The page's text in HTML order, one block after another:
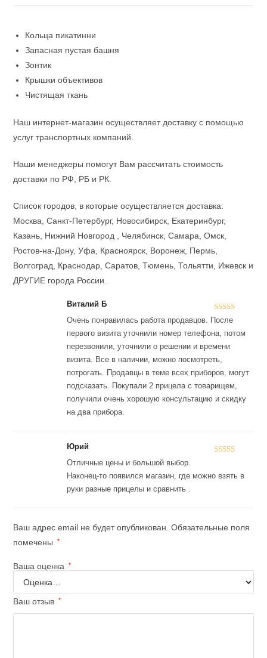
Кольца пикатинни
Запасная пустая башня
Зонтик
Крышки объективов
Чистящая ткань
Наш интернет-магазин осуществляет доставку с помощью
услуг транспортных компаний.
Наши менеджеры помогут Вам рассчитать стоимость
доставки по РФ, РБ и РК.
Список городов, в которые осуществляется доставка:
Москва, Санкт-Петербург, Новосибирск, Екатеринбург,
Казань, Нижний Новгород , Челябинск, Самара, Омск,
Ростов-на-Дону, Уфа, Красноярск, Воронеж, Пермь,
Волгоград, Краснодар, Саратов, Тюмень, Тольятти, Ижевск и
ДРУГИЕ города России.
Оценка
5
Виталий Б
Очень понравилась работа продавцов. После
первого визита уточнили номер телефона, потом
перезвонили, уточнили о решении и времени
визита. Все в наличии, можно посмотреть,
потрогать. Продавцы в теме всех приборов, могут
подсказать. Покупали 2 прицела с товарищем,
получили очень хорошую консультацию и скидку
на два прибора.
5
Юрий
Отличные цены и большой выбор.
Наконец-то появился магазин, где можно взять в
руки разные прицелы и сравнить .
Ваш адрес email не будет опубликован. Обязательные поля
помечены
*
Ваша оценка *
Ваш отзыв *